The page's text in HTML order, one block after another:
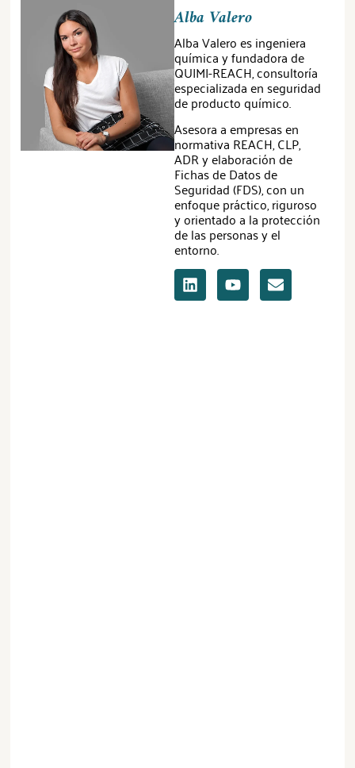
Alba Valero
Alba Valero es ingeniera
química y fundadora de
QUIMI-REACH, consultoría
especializada en seguridad
de producto químico.
Asesora a empresas en
normativa REACH, CLP,
ADR y elaboración de
Fichas de Datos de
Seguridad (FDS), con un
enfoque práctico, riguroso
y orientado a la protección
de las personas y el
entorno.